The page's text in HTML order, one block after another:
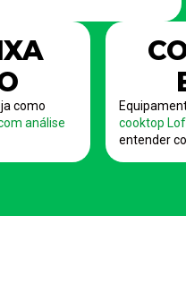
como
análise
cooktop
entender